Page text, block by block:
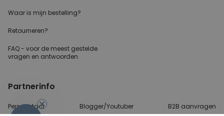
Waar is mijn bestelling?
Retourneren?
FAQ - voor de meest gestelde
vragen en antwoorden
Partnerinfo
Perscontact Blogger/Youtuber B2B aanvragen